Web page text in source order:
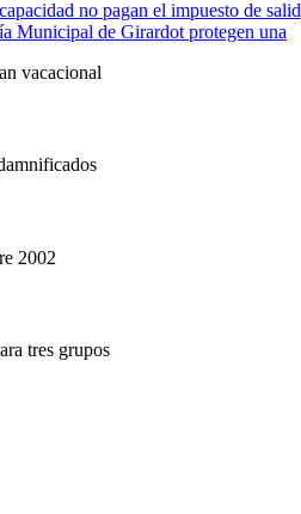
no pagan el impuesto de salid
Municipal de Girardot protegen una